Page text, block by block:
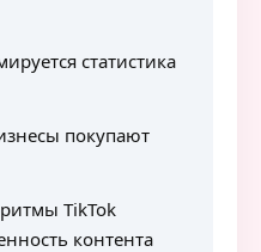
статистика
покупают
TikTok
контента